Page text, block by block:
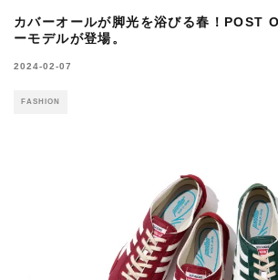
カバーオールが脚光を浴びる春！POST
ーモデルが登場。
2024-02-07
FASHION